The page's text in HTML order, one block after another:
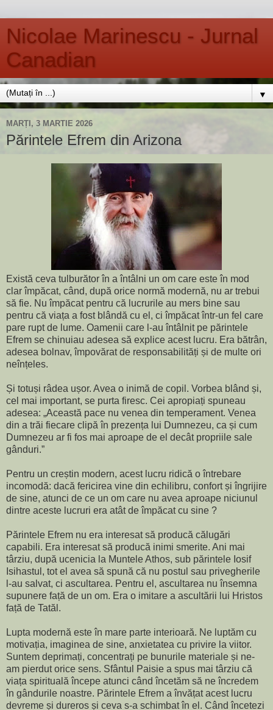
Nicolae Marinescu - Jurnal
Canadian
▼
MARȚI, 3 MARTIE 2026
Părintele Efrem din Arizona
Există ceva tulburător în a întâlni un om care este în mod
clar împăcat, când, după orice normă modernă, nu ar trebui
să fie. Nu împăcat pentru că lucrurile au mers bine sau
pentru că viața a fost blândă cu el, ci împăcat într-un fel care
pare rupt de lume. Oamenii care l-au întâlnit pe părintele
Efrem se chinuiau adesea să explice acest lucru. Era bătrân,
adesea bolnav, împovărat de responsabilități și de multe ori
neînțeles.
Și totuși râdea ușor. Avea o inimă de copil. Vorbea blând și,
cel mai important, se purta firesc. Cei apropiați spuneau
adesea: „Această pace nu venea din temperament. Venea
din a trăi fiecare clipă în prezența lui Dumnezeu, ca și cum
Dumnezeu ar fi fos mai aproape de el decât propriile sale
gânduri.”
Pentru un creștin modern, acest lucru ridică o întrebare
incomodă: dacă fericirea vine din echilibru, confort și îngrijire
de sine, atunci de ce un om care nu avea aproape niciunul
dintre aceste lucruri era atât de împăcat cu sine ?
Părintele Efrem nu era interesat să producă călugări
capabili. Era interesat să producă inimi smerite. Ani mai
târziu, după ucenicia la Muntele Athos, sub părintele Iosif
Isihastul, tot el avea să spună că nu postul sau privegherile
l-au salvat, ci ascultarea. Pentru el, ascultarea nu însemna
supunere față de un om. Era o imitare a ascultării lui Hristos
față de Tatăl.
Lupta modernă este în mare parte interioară. Ne luptăm cu
motivația, imaginea de sine, anxietatea cu privire la viitor.
Suntem deprimați, concentrați pe bunurile materiale și ne-
am pierdut orice sens. Sfântul Paisie a spus mai târziu că
viața spirituală începe atunci când încetăm să ne încredem
în gândurile noastre. Părintele Efrem a învățat acest lucru
devreme și dureros și ceva s-a schimbat în el. Când încetezi